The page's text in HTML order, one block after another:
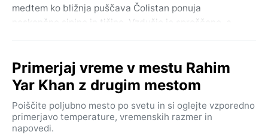
medtem ko bližnja puščava Čolistan ponuja
neskončne sipine in tišino. Vzdušje je sproščeno, a
Geografsko mesto leži na robu puščave, kjer se
kmetijske površine srečujejo s sušnim svetom.
Podnebje ustreza Köppnovi klasifikaciji BWh, torej
vroča puščava. Poletja so izjemno vroča, s
temperaturami, ki redno presegajo 45 °C, zračna
Primerjaj vreme v mestu Rahim
Yar Khan z drugim mestom
Poiščite poljubno mesto po svetu in si oglejte vzporedno
primerjavo temperature, vremenskih razmer in
napovedi.